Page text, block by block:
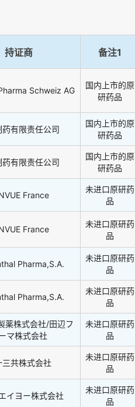
持证商 备注1
Schweiz AG
国内上市的原
研药品
药有限责任公司
国内上市的原
研药品
药有限责任公司
国内上市的原
研药品
France
未进口原研药
品
France
未进口原研药
品
Pharma,S.A.
未进口原研药
品
Pharma,S.A.
未进口原研药
品
薬株式会社/田辺フ
マ株式会社
未进口原研药
品
三共株式会社
未进口原研药
品
イヨー株式会社
未进口原研药
品